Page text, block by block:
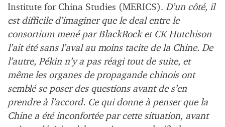
Institute for China Studies (MERICS). D’un côté, il
est difficile d’imaginer que le deal entre le
consortium mené par BlackRock et CK Hutchison
l’ait été sans l’aval au moins tacite de la Chine. De
l’autre, Pékin n’y a pas réagi tout de suite, et
même les organes de propagande chinois ont
semblé se poser des questions avant de s’en
prendre à l’accord. Ce qui donne à penser que la
Chine a été inconfortée par cette situation, avant